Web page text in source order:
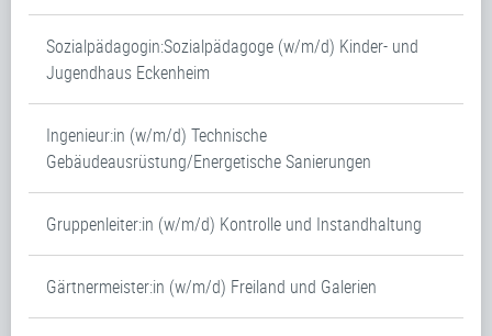
Sozialpädagogin:Sozialpädagoge (w/m/d) Kinder- und
Jugendhaus Eckenheim
Ingenieur:in (w/m/d) Technische
Gebäudeausrüstung/Energetische Sanierungen
Gruppenleiter:in (w/m/d) Kontrolle und Instandhaltung
Gärtnermeister:in (w/m/d) Freiland und Galerien